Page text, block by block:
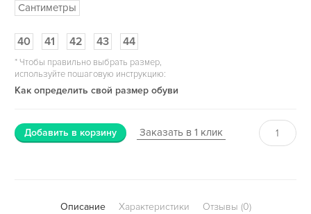
Сантиметры
40 41 42 43 44
*Чтобы правильно выбрать размер,
используйте пошаговую инструкцию:
Как определить свой размер обуви
Добавить в корзину Заказать в 1 клик
Описание Характеристики Отзывы (0)